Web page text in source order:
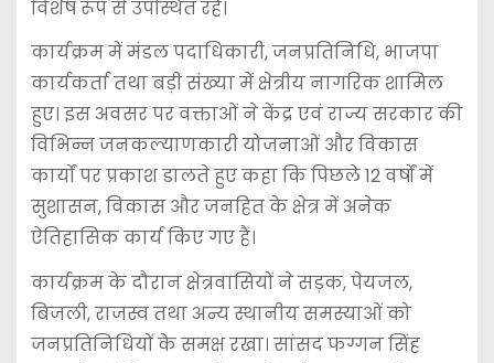
विशेष रूप से उपस्थित रहे।
कार्यक्रम में मंडल पदाधिकारी, जनप्रतिनिधि, भाजपा
कार्यकर्ता तथा बड़ी संख्या में क्षेत्रीय नागरिक शामिल
हुए। इस अवसर पर वक्ताओं ने केंद्र एवं राज्य सरकार की
विभिन्न जनकल्याणकारी योजनाओं और विकास
कार्यों पर प्रकाश डालते हुए कहा कि पिछले 12 वर्षों में
सुशासन, विकास और जनहित के क्षेत्र में अनेक
ऐतिहासिक कार्य किए गए हैं।
कार्यक्रम के दौरान क्षेत्रवासियों ने सड़क, पेयजल,
बिजली, राजस्व तथा अन्य स्थानीय समस्याओं को
जनप्रतिनिधियों के समक्ष रखा। सांसद फग्गन सिंह